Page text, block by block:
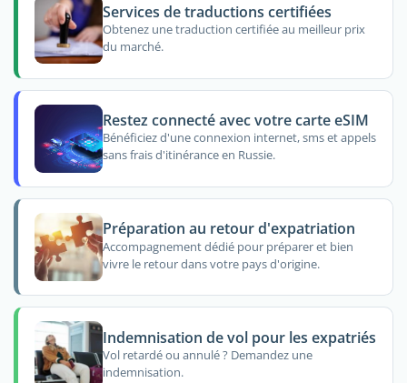
Services de traductions certifiées
Obtenez une traduction certifiée au meilleur prix
du marché.
Restez connecté avec votre carte eSIM
Bénéficiez d'une connexion internet, sms et appels
sans frais d'itinérance en Russie.
Préparation au retour d'expatriation
Accompagnement dédié pour préparer et bien
vivre le retour dans votre pays d'origine.
Indemnisation de vol pour les expatriés
Vol retardé ou annulé ? Demandez une
indemnisation.